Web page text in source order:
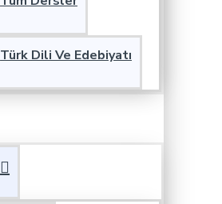
Türk Dili Ve Edebiyatı